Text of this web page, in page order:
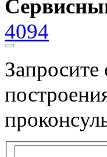
4094